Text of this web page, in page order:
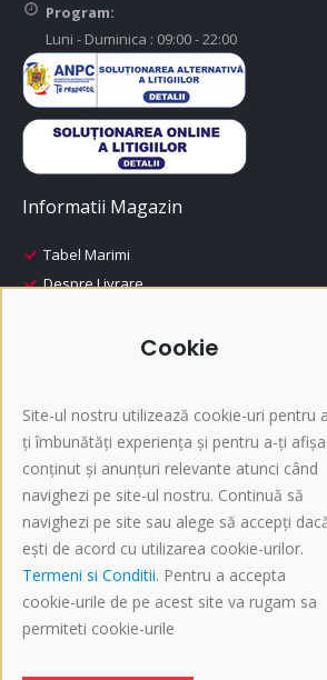
Cookie
Site-ul nostru utilizează cookie-uri pentru
ți îmbunătăți experiența și pentru a-ți afișa
conținut și anunțuri relevante atunci când
navighezi pe site-ul nostru. Continuă să
navighezi pe site sau alege să accepți
ești de acord cu utilizarea cookie-urilor.
Termeni si Conditii. Pentru a accepta
cookie-urile de pe acest site va rugam sa
permiteti cookie-urile
Program:
Luni - Duminica : 09:00 - 22:00
Informatii Magazin
Tabel Marimi
Despre Livrare
Inscriere NewsLetter
Afla cele mai noi oferte si promotii, Inscrie-te
©Copyright 2015-present i-Fashion.ro.